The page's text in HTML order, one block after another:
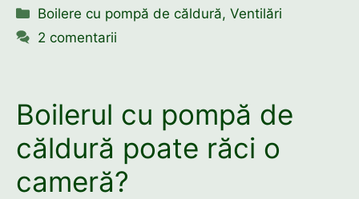
Categorii
Boilere cu pompă de căldură,Ventilări
2 comentarii
Boilerul cu pompă de
căldură poate răci o
cameră?